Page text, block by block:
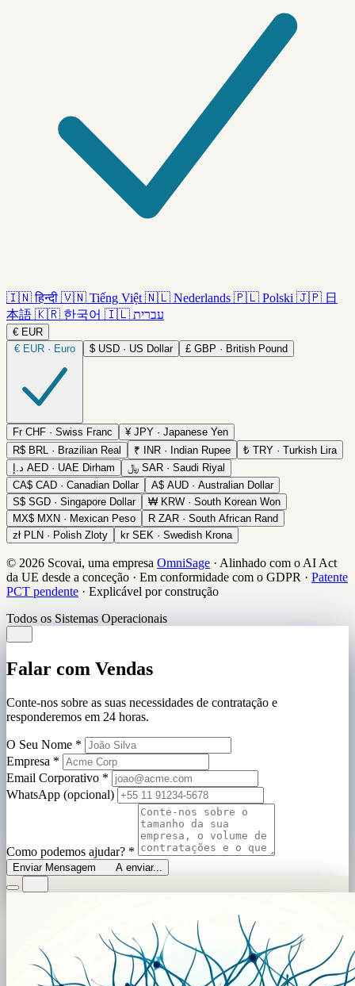
🇮🇳 हिन्दी 🇻🇳 Tiếng Việt 🇳🇱 Nederlands 🇵🇱 Polski 🇯🇵 日
本語 🇰🇷 한국어 🇮🇱 עברית
€ EUR
€ EUR · Euro $ USD · US Dollar £ GBP · British Pound
Fr CHF · Swiss Franc ¥ JPY · Japanese Yen
R$ BRL · Brazilian Real ₹ INR · Indian Rupee ₺ TRY · Turkish Lira
د.إ AED · UAE Dirham ﷼ SAR · Saudi Riyal
CA$ CAD · Canadian Dollar A$ AUD · Australian Dollar
S$ SGD · Singapore Dollar ₩ KRW · South Korean Won
MX$ MXN · Mexican Peso R ZAR · South African Rand
zł PLN · Polish Zloty kr SEK · Swedish Krona
© 2026 Scovai, uma empresa OmniSage · Alinhado com o AI Act
da UE desde a conceção · Em conformidade com o GDPR · Patente
PCT pendente · Explicável por construção
Todos os Sistemas Operacionais
Falar com Vendas
Conte-nos sobre as suas necessidades de contratação e
responderemos em 24 horas.
O Seu Nome *
Empresa *
Email Corporativo *
WhatsApp (opcional)
Como podemos ajudar? *
Enviar Mensagem A enviar...